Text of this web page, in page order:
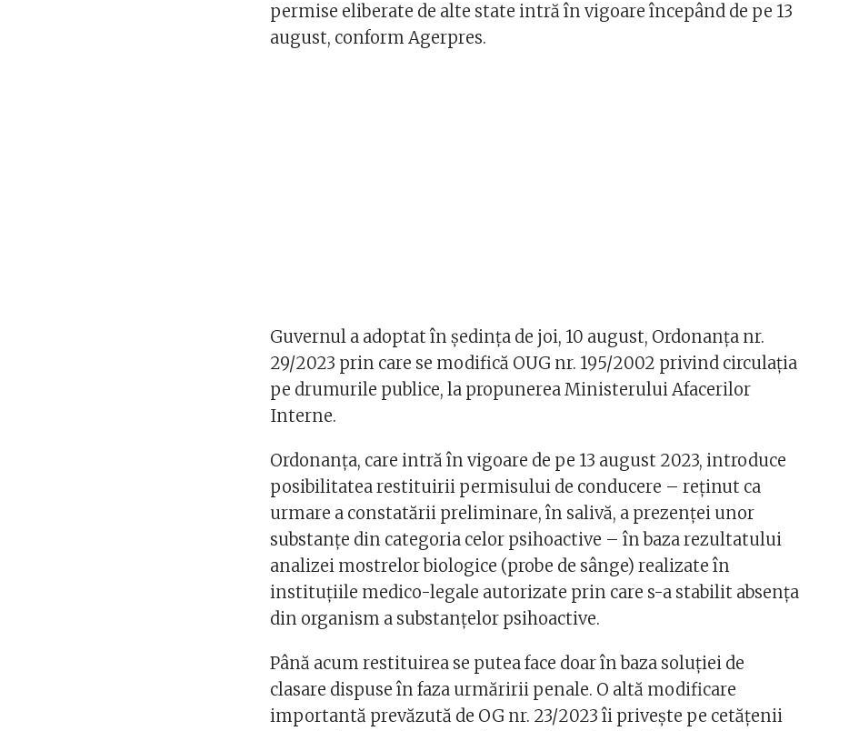
permise eliberate de alte state intră în vigoare începând de pe 13
august, conform Agerpres.
Guvernul a adoptat în ședința de joi, 10 august, Ordonanţa nr.
29/2023 prin care se modifică OUG nr. 195/2002 privind circulaţia
pe drumurile publice, la propunerea Ministerului Afacerilor
Interne.
Ordonanța, care intră în vigoare de pe 13 august 2023, introduce
posibilitatea restituirii permisului de conducere – reţinut ca
urmare a constatării preliminare, în salivă, a prezenţei unor
substanţe din categoria celor psihoactive – în baza rezultatului
analizei mostrelor biologice (probe de sânge) realizate în
instituţiile medico-legale autorizate prin care s-a stabilit absenţa
din organism a substanţelor psihoactive.
Până acum restituirea se putea face doar în baza soluţiei de
clasare dispuse în faza urmăririi penale. O altă modificare
importantă prevăzută de OG nr. 23/2023 îi privește pe cetăţenii